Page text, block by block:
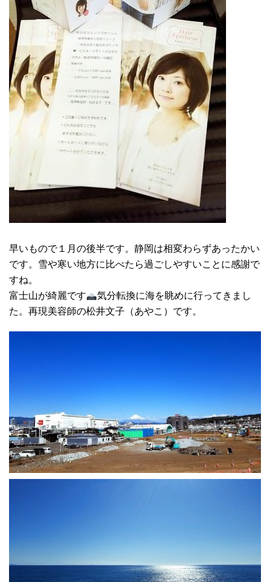
早いもので１月の後半です。静岡は相変わらずあったかい
です。雪や寒い地方に比べたら過ごしやすいことに感謝で
すね。
富士山が綺麗です
気分転換に海を眺めに行ってきまし
た。再現美容師の松井文子（あやこ）です。